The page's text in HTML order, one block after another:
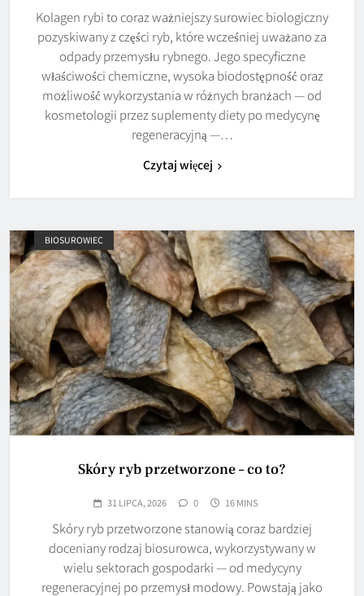
Kolagen rybi to coraz ważniejszy surowiec biologiczny
pozyskiwany z części ryb, które wcześniej uważano za
odpady przemysłu rybnego. Jego specyficzne
właściwości chemiczne, wysoka biodostępność oraz
możliwość wykorzystania w różnych branżach — od
kosmetologii przez suplementy diety po medycynę
regeneracyjną —…
Czytaj więcej
BIOSUROWIEC
Skóry ryb przetworzone – co to?
31 LIPCA, 2026 0 16 MINS
Skóry ryb przetworzone stanowią coraz bardziej
doceniany rodzaj biosurowca, wykorzystywany w
wielu sektorach gospodarki — od medycyny
regeneracyjnej po przemysł modowy. Powstają jako